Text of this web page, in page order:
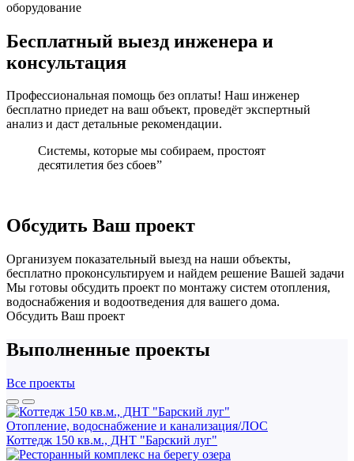
оборудование
Бесплатный выезд инженера и
консультация
Профессиональная помощь без оплаты! Наш инженер
бесплатно приедет на ваш объект, проведёт экспертный
анализ и даст детальные рекомендации.
Системы, которые мы собираем, простоят
десятилетия без сбоев”
Обсудить Ваш проект
Организуем показательный выезд на наши объекты,
бесплатно проконсультируем и найдем решение Вашей задачи
Мы готовы обсудить проект по монтажу систем отопления,
водоснабжения и водоотведения для вашего дома.
Обсудить Ваш проект
Выполненные проекты
Все проекты
Отопление, водоснабжение и канализация/ЛОС
Коттедж 150 кв.м., ДНТ "Барский луг"